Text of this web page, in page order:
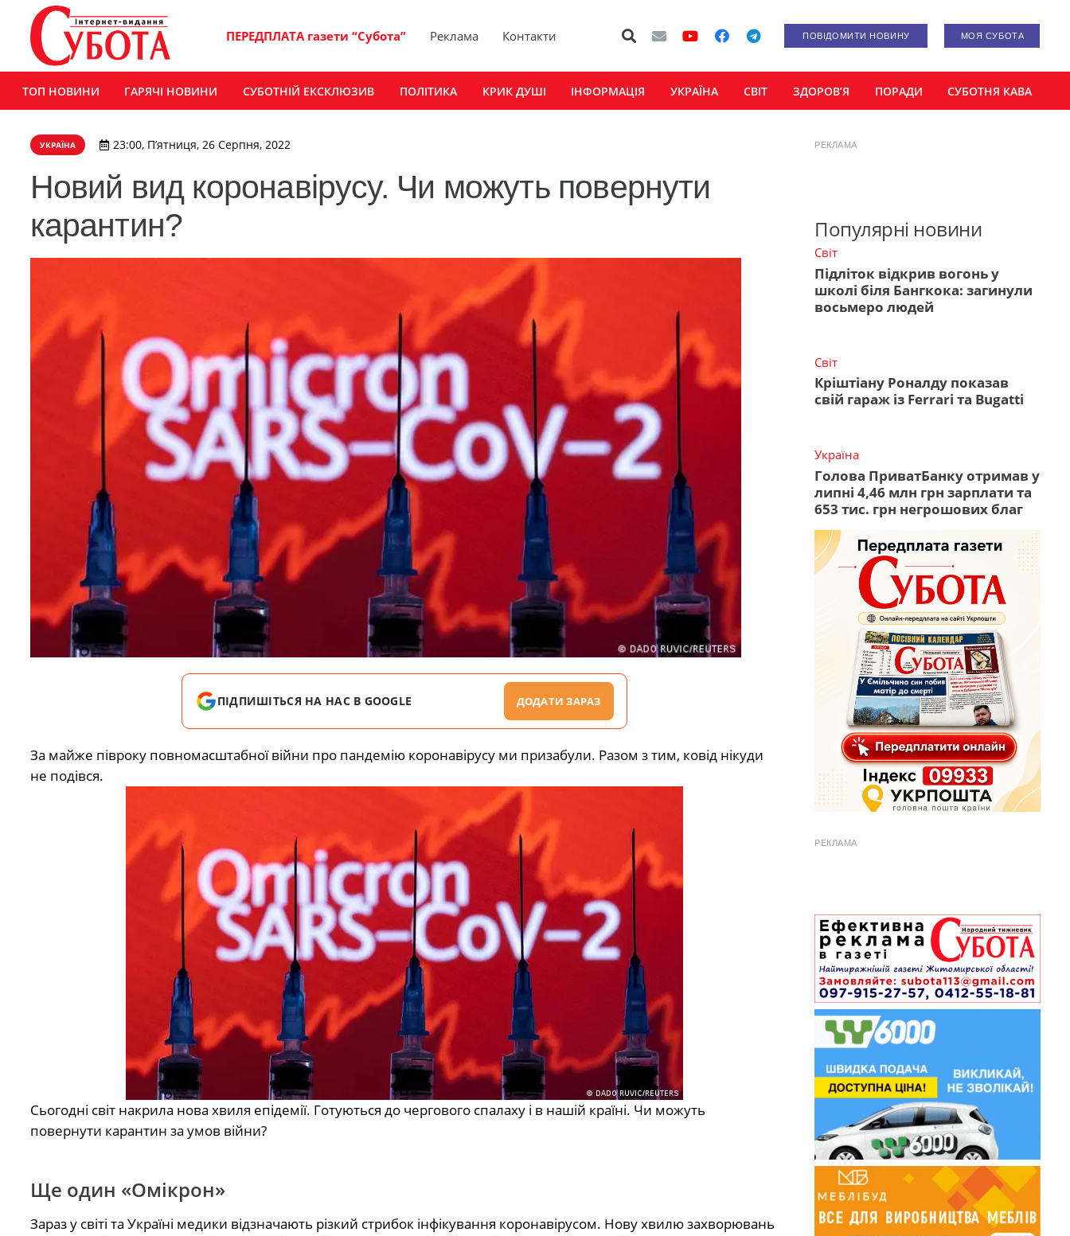
ПЕРЕДПЛАТА газети “Субота” Реклама Контакти ПОВІДОМИТИ НОВИНУ МОЯ СУБОТА
ТОП НОВИНИ ГАРЯЧІ НОВИНИ СУБОТНІЙ ЕКСКЛЮЗИВ ПОЛІТИКА КРИК ДУШІ ІНФОРМАЦІЯ УКРАЇНА СВІТ ЗДОРОВ’Я ПОРАДИ СУБОТНЯ КАВА
УКРАЇНА 23:00, П’ятниця, 26 Серпня, 2022
Новий вид коронавірусу. Чи можуть повернути
карантин?
ПІДПИШІТЬСЯ НА НАС В GOOGLE ДОДАТИ ЗАРАЗ
За майже півроку повномасштабної війни про пандемію коронавірусу ми призабули. Разом з тим, ковід нікуди
не подівся.
Сьогодні світ накрила нова хвиля епідемії. Готуються до чергового спалаху і в нашій країні. Чи можуть
повернути карантин за умов війни?
Ще один «Омікрон»
Зараз у світі та Україні медики відзначають різкий стрибок інфікування коронавірусом. Нову хвилю захворювань
РЕКЛАМА
Популярні новини
Світ
Підліток відкрив вогонь у
школі біля Бангкока: загинули
восьмеро людей
Світ
Кріштіану Роналду показав
свій гараж із Ferrari та Bugatti
Україна
Голова ПриватБанку отримав у
липні 4,46 млн грн зарплати та
653 тис. грн негрошових благ
РЕКЛАМА